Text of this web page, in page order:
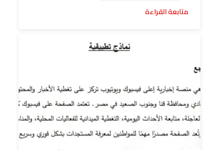
متابعة القراءة